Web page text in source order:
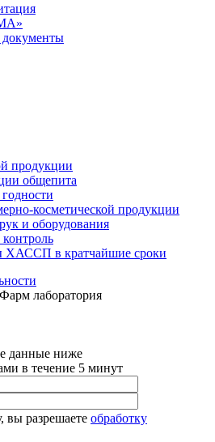
продукции
общепита
косметической продукции
и оборудования
ХАССП в кратчайшие сроки
лаборатория
данные ниже
в течение 5 минут
вы разрешаете обработку